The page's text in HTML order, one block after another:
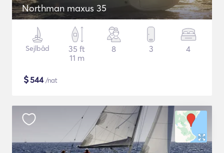
Northman maxus 35
Sejlbåd
35 ft
11 m
8 3 4
$544/nat